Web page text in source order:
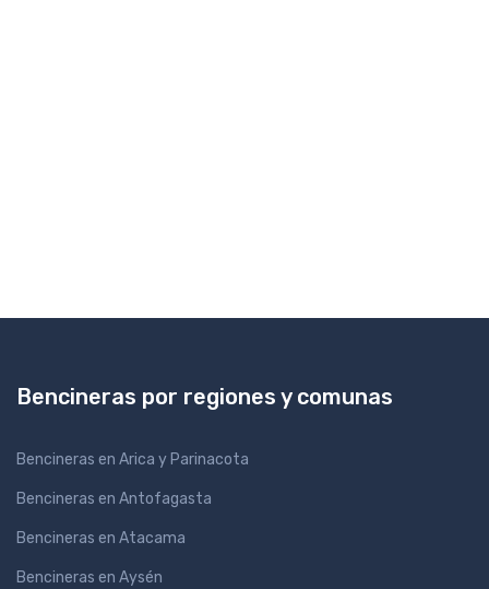
Bencineras por regiones y comunas
Bencineras en Arica y Parinacota
Bencineras en Antofagasta
Bencineras en Atacama
Bencineras en Aysén